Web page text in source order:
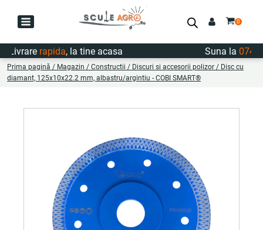
rapida, la tine acasa Suna la
Prima pagină / Magazin / Constructii / Discuri si accesorii polizor / Disc cu
diamant, 125x10x22.2 mm, albastru/argintiu - COBI SMART®